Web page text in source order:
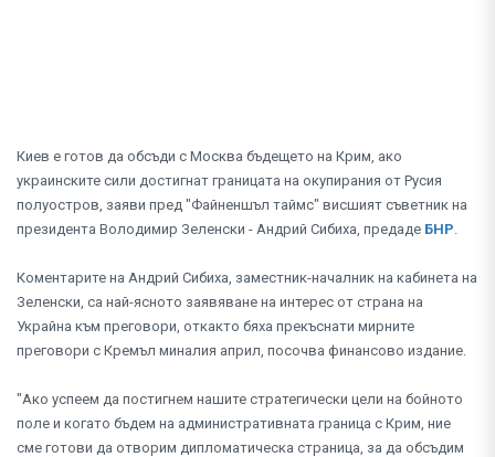
Киев е готов да обсъди с Москва бъдещето на Крим, ако
украинските сили достигнат границата на окупирания от Русия
полуостров, заяви пред "Файненшъл таймс" висшият съветник на
президента Володимир Зеленски - Андрий Сибиха, предаде БНР
Коментарите на Андрий Сибиха, заместник-началник на кабинета на
Зеленски, са най-ясното заявяване на интерес от страна на
Украйна към преговори, откакто бяха прекъснати мирните
преговори с Кремъл миналия април, посочва финансово издание.
"Ако успеем да постигнем нашите стратегически цели на бойното
поле и когато бъдем на административната граница с Крим, ние
сме готови да отворим дипломатическа страница, за да обсъдим